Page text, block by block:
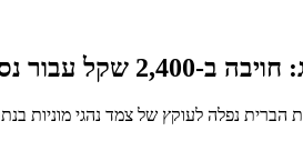
נסיעה במונית לאילת
נפלה לעוקץ של צמד נהגי מוניות